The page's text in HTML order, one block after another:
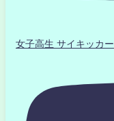
女子高生 サイキッカー